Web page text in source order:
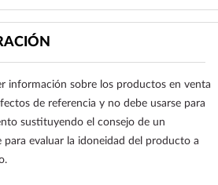
información sobre los productos en venta
de referencia y no debe usarse para
sustituyendo el consejo de un
evaluar la idoneidad del producto a